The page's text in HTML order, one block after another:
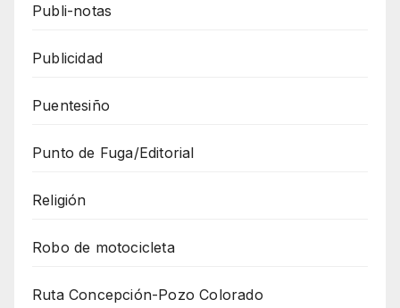
Publi-notas
Publicidad
Puentesiño
Punto de Fuga/Editorial
Religión
Robo de motocicleta
Ruta Concepción-Pozo Colorado